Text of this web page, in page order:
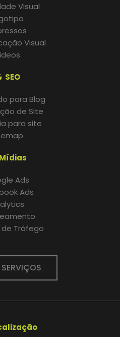
Visual
Visual
SEO
para Blog
de Site
para site
Mídias
Ads
Ads
Tráfego